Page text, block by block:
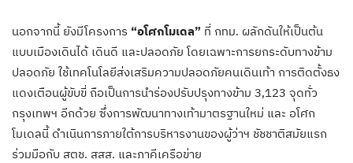
นอกจากนี้ ยังมีโครงการ “อโศกโมเดล” ที่ กทม. ผลักดันให้เป็นต้น
แบบเมืองเดินได้ เดินดี และปลอดภัย โดยเฉพาะการยกระดับทางข้าม
ปลอดภัย ใช้เทคโนโลยีส่งเสริมความปลอดภัยคนเดินเท้า การติดตั้งธง
แดงเตือนผู้ขับขี่ ถือเป็นการนำร่องปรับปรุงทางข้าม 3,123 จุดทั่ว
กรุงเทพฯ อีกด้วย ซึ่งการพัฒนาทางเท้ามาตรฐานใหม่ และ อโศก
โมเดลนี้ ดำเนินการภายใต้การบริหารงานของผู้ว่าฯ ชัชชาติสมัยแรก
ร่วมมือกับ สตช. สสส. และภาคีเครือข่าย